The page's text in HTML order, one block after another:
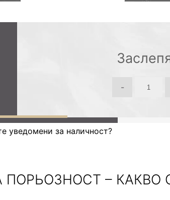
-
уведомени за наличност?
– КАКВО